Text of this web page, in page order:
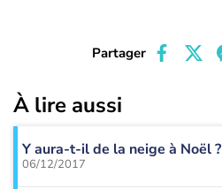
Partager
À lire aussi
Y aura-t-il de la neige à Noël ?
06/12/2017